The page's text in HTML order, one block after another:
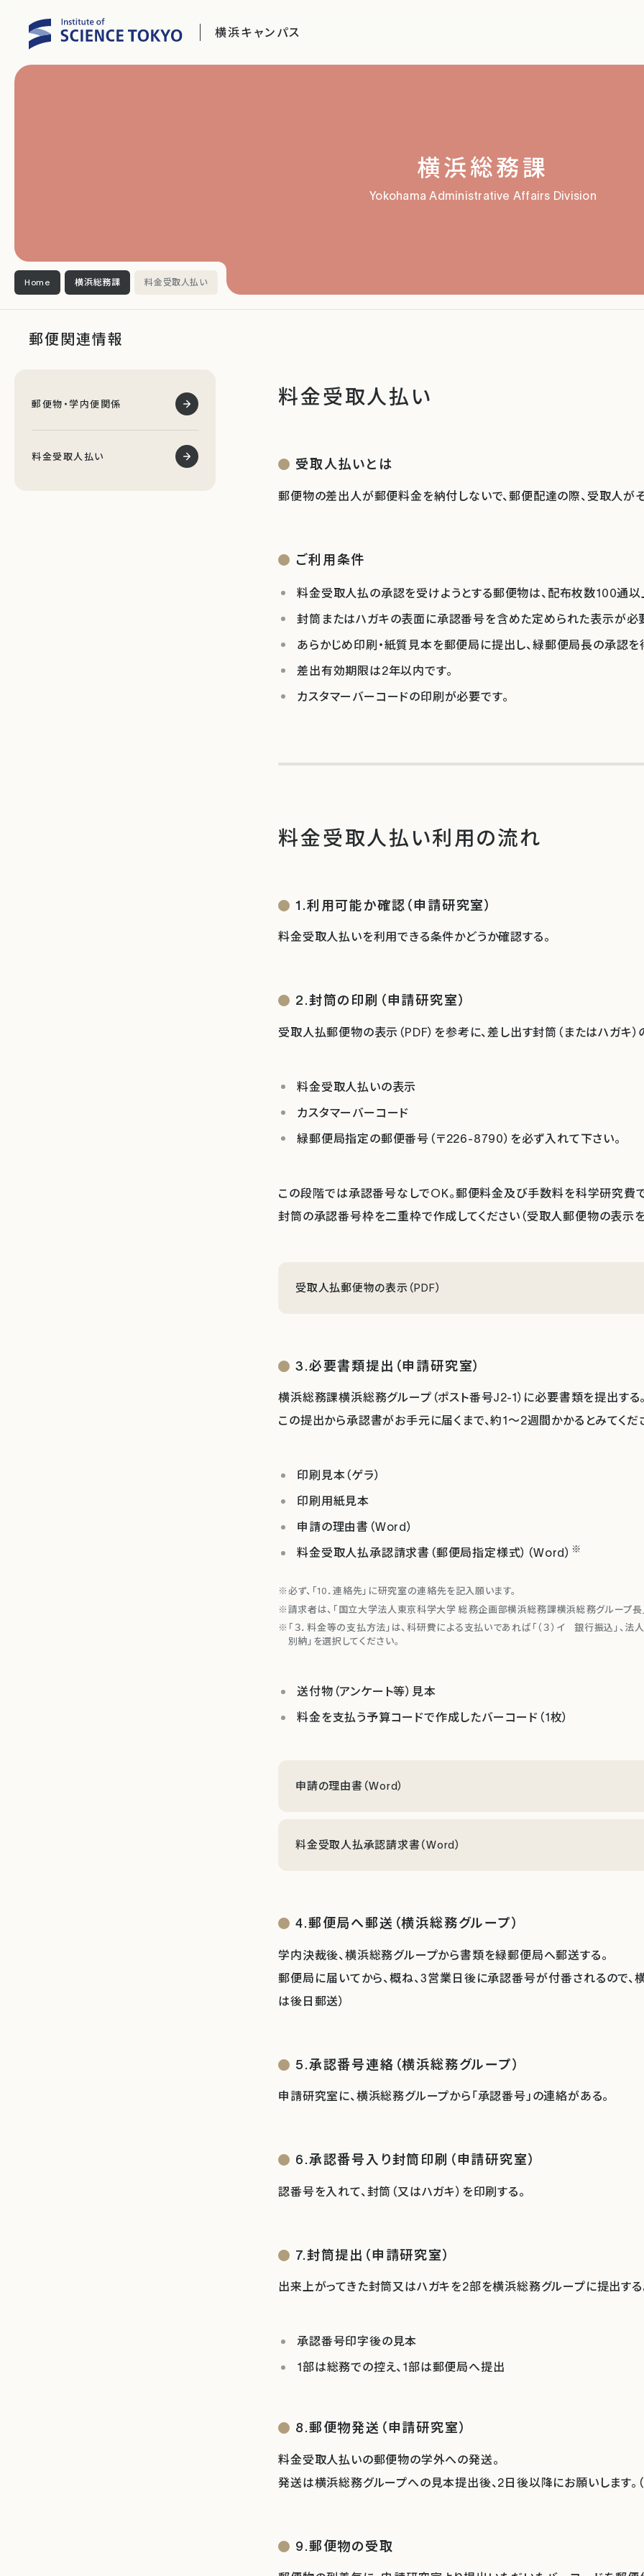
横浜キャンパス
横浜総務課
Yokohama Administrative Affairs Division
Home 横浜総務課 料金受取人払い
郵便関連情報
料金受取人払い
受取人払いとは
郵便物の差出人が郵便料金を納付しないで、郵便配達の際、受取人が
ご利用条件
料金受取人払の承認を受けようとする郵便物は、配布枚数100通以
封筒またはハガキの表面に承認番号を含めた定められた表示が必
あらかじめ印刷・紙質見本を郵便局に提出し、緑郵便局長の承認を
差出有効期限は2年以内です。
カスタマーバーコードの印刷が必要です。
料金受取人払い利用の流れ
1.利用可能か確認（申請研究室）
料金受取人払いを利用できる条件かどうか確認する。
2.封筒の印刷（申請研究室）
受取人払郵便物の表示（PDF）を参考に、差し出す封筒（またはハガキ）
料金受取人払いの表示
カスタマーバーコード
緑郵便局指定の郵便番号（〒226-8790）を必ず入れて下さい。
この段階では承認番号なしでOK。郵便料金及び手数料を科学研究費
封筒の承認番号枠を二重枠で作成してください（受取人郵便物の表示を
受取人払郵便物の表示（PDF）
3.必要書類提出（申請研究室）
横浜総務課横浜総務グループ（ポスト番号J2-1）に必要書類を提出する。
この提出から承認書がお手元に届くまで、約1～2週間かかるとみてくだ
印刷見本（ゲラ）
印刷用紙見本
申請の理由書（Word）
料金受取人払承認請求書（郵便局指定様式）（Word） ※
必ず、「10．連絡先」に研究室の連絡先を記入願います。
請求者は、「国立大学法人東京科学大学 総務企画部横浜総務課横浜総務グループ長」
「３．料金等の支払方法」は、科研費による支払いであれば「（３）イ 銀行振込」、
別納」を選択してください。
送付物（アンケート等）見本
料金を支払う予算コードで作成したバーコード（1枚）
申請の理由書（Word）
料金受取人払承認請求書（Word）
4.郵便局へ郵送（横浜総務グループ）
学内決裁後、横浜総務グループから書類を緑郵便局へ郵送する。
郵便局に届いてから、概ね、3営業日後に承認番号が付番されるので、
は後日郵送）
5.承認番号連絡（横浜総務グループ）
申請研究室に、横浜総務グループから「承認番号」の連絡がある。
6.承認番号入り封筒印刷（申請研究室）
認番号を入れて、封筒（又はハガキ）を印刷する。
7.封筒提出（申請研究室）
出来上がってきた封筒又はハガキを2部を横浜総務グループに提出する
承認番号印字後の見本
1部は総務での控え、1部は郵便局へ提出
8.郵便物発送（申請研究室）
料金受取人払いの郵便物の学外への発送。
発送は横浜総務グループへの見本提出後、2日後以降にお願いします。
9.郵便物の受取
郵便物・学内便関係
料金受取人払い